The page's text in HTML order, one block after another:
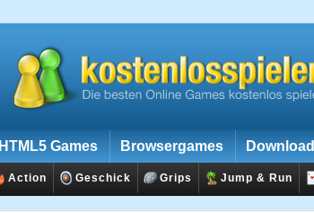
HTML5 Games Browsergames
Action Geschick Grips Jump & Run